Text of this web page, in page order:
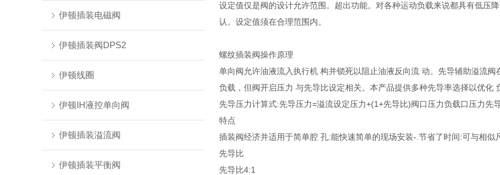
伊顿插装电磁阀
伊顿插装阀DPS2
伊顿线圈
伊顿IH液控单向阀
伊顿插装溢流阀
伊顿插装平衡阀
设定值仅是阀的设计允许范围。超出功能。对各种运动负载来说都具有低压
认。设定值须在合理范围内。
螺纹插装阀操作原理
单向阀允许油液流入执行机 构并锁死以阻止油液反向流 动。先导辅助溢流
负载，但阀开启压力 与先导比设定相关。本产品提供多种先导率选择以优化
先导压力计算式:先导压力=溢流设定压力+(1+先导比)阀口压力负载口压力先
特点
插装阀经济并适用于简单腔 孔:能快速简单的现场安装-.节省了时间:可与相似
先导比
先导比4:1